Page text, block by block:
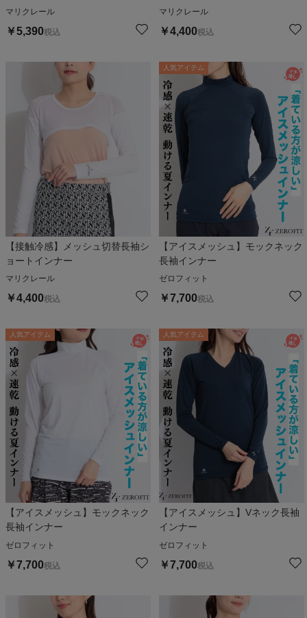
マリクレール
￥5,390税込
マリクレール
￥4,400税込
【接触冷感】メッシュ切替長袖シ
ョートインナー
マリクレール
￥4,400税込
人気アイテム
【アイスメッシュ】モックネック
長袖インナー
ゼロフィット
￥7,700税込
人気アイテム
【アイスメッシュ】モックネック
長袖インナー
ゼロフィット
￥7,700税込
人気アイテム
【アイスメッシュ】Vネック長袖
インナー
ゼロフィット
￥7,700税込